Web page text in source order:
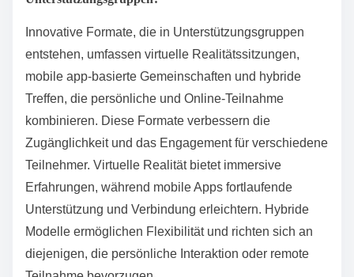
Gruppen konfrontiert sind, wie kulturelle Sensibilitäten
oder bestimmte Gesundheitsprobleme.
Beispielsweise können Gruppen für Veteranen
Ressourcen bereitstellen, die für militärische
Erfahrungen relevant sind, während Gruppen für
Pflegekräfte Unterstützung beim Umgang mit dem
Stress bieten, der mit der Pflege verbunden ist. Durch
die Förderung eines Zugehörigkeitsgefühls
verbessern diese Gruppen das emotionale
Wohlbefinden und bieten wertvolle Verbindungen.
Welche innovativen Formate entstehen in